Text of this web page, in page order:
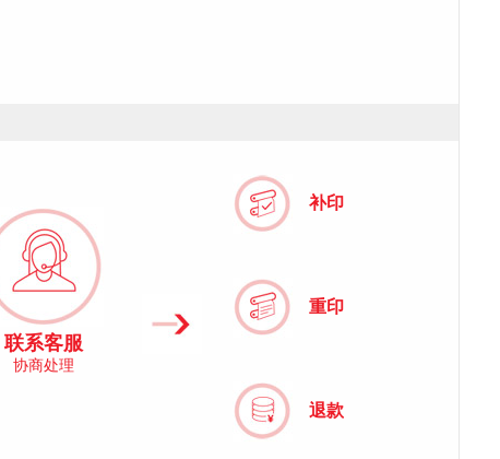
联系客服
协商处理
补印
重印
退款